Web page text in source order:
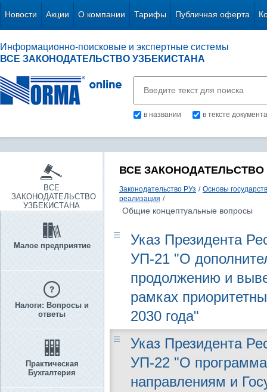
Новости Акции О компании Тарифы Публичная оферта
Информационно-поисковые и экспертные системы
ВСЕ ЗАКОНОДАТЕЛЬСТВО УЗБЕКИСТАНА
в названии в тексте документа
ВСЕ
ЗАКОНОДАТЕЛЬСТВО
УЗБЕКИСТАНА
Малое предприятие
Налоги: Вопросы и
ответы
Практическая
Бухгалтерия
ВСЕ ЗАКОНОДАТЕЛЬСТВО
Законодательство РУз / Основы
реализация /
Общие концептуальные вопросы
Указ Президента
УП-21 "О
продолжению и
рамках
2030 года"
Указ Президента
УП-22 "О
направлениям и